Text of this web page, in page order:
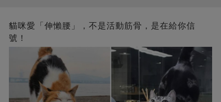
貓咪愛「伸懶腰」，不是活動筋骨，是在給你信
號！